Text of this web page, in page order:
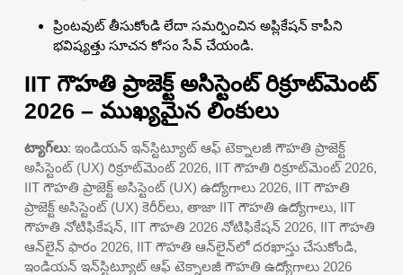
ప్రింటవుట్ తీసుకోండి లేదా సమర్పించిన అప్లికేషన్ కాపీని
భవిష్యత్తు సూచన కోసం సేవ్ చేయండి.
IIT గౌహతి ప్రాజెక్ట్ అసిస్టెంట్ రిక్రూట్‌మెంట్
2026 – ముఖ్యమైన లింకులు
ట్యాగ్‌లు: ఇండియన్ ఇన్‌స్టిట్యూట్ ఆఫ్ టెక్నాలజీ గౌహతి ప్రాజెక్ట్
అసిస్టెంట్ (UX) రిక్రూట్‌మెంట్ 2026, IIT గౌహతి రిక్రూట్‌మెంట్ 2026,
IIT గౌహతి ప్రాజెక్ట్ అసిస్టెంట్ (UX) ఉద్యోగాలు 2026, IIT గౌహతి
ప్రాజెక్ట్ అసిస్టెంట్ (UX) కెరీర్‌లు, తాజా IIT గౌహతి ఉద్యోగాలు, IIT
గౌహతి నోటిఫికేషన్, IIT గౌహతి 2026 నోటిఫికేషన్ 2026, IIT గౌహతి
ఆన్‌లైన్ ఫారం 2026, IIT గౌహతి ఆన్‌లైన్‌లో దరఖాస్తు చేసుకోండి,
ఇండియన్ ఇన్‌స్టిట్యూట్ ఆఫ్ టెక్నాలజీ గౌహతి ఉద్యోగాలు 2026